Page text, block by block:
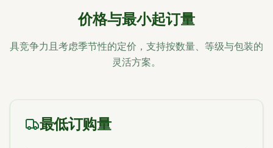
价格与最小起订量
具竞争力且考虑季节性的定价，支持按数量、等级与包装的
灵活方案。
最低订购量